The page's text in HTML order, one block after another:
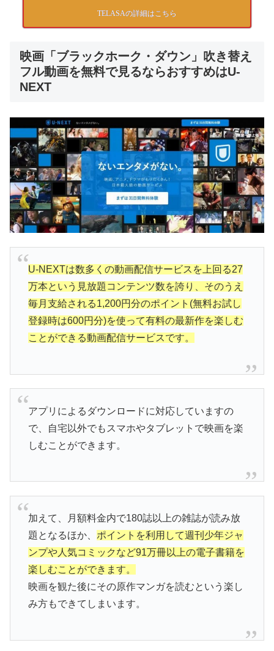
TELASAの詳細はこちら
映画「ブラックホーク・ダウン」吹き替え
フル動画を無料で見るならおすすめはU-
NEXT
U-NEXTは数多くの動画配信サービスを上回る27
万本という見放題コンテンツ数を誇り、そのうえ
毎月支給される1,200円分のポイント(無料お試し
登録時は600円分)を使って有料の最新作を楽しむ
ことができる動画配信サービスです。
アプリによるダウンロードに対応していますの
で、自宅以外でもスマホやタブレットで映画を楽
しむことができます。
加えて、月額料金内で180誌以上の雑誌が読み放
題となるほか、 ポイントを利用して週刊少年ジャ
ンプや人気コミックなど91万冊以上の電子書籍を
楽しむことができます。
映画を観た後にその原作マンガを読むという楽し
み方もできてしまいます。